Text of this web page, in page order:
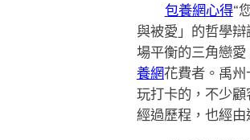
包養網心得“
與被愛」的哲學
場平衡的三角戀
養網花費者。禹
玩打卡的，不少顧
經過歷程，也經由